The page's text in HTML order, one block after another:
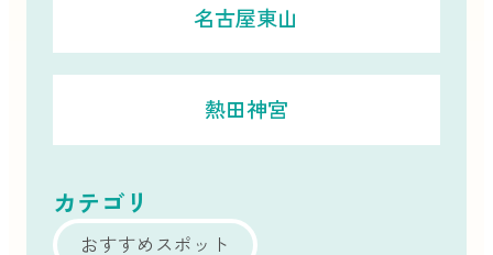
名古屋東山
熱田神宮
カテゴリ
おすすめスポット